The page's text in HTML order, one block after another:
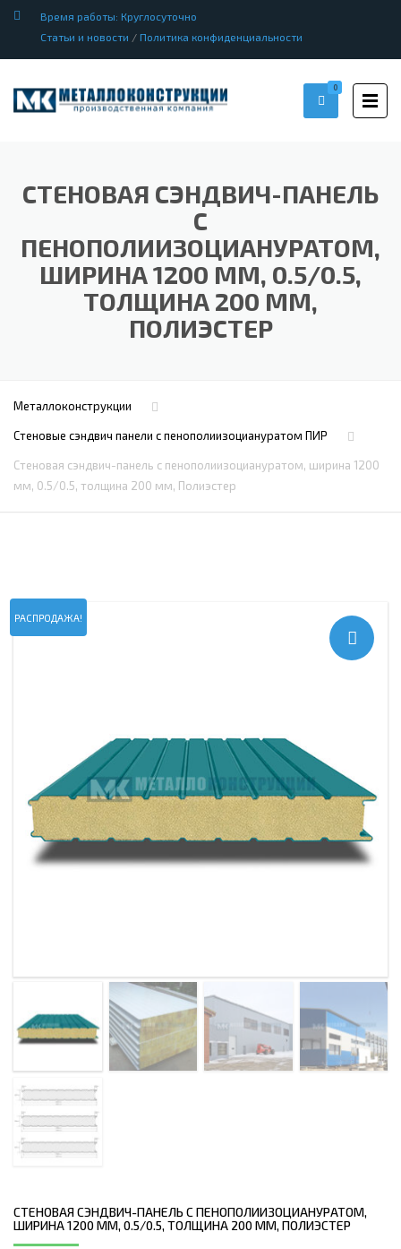
Время работы: Круглосуточно
Статьи и новости / Политика конфиденциальности
0
СТЕНОВАЯ СЭНДВИЧ-ПАНЕЛЬ
С
ПЕНОПОЛИИЗОЦИАНУРАТОМ,
ШИРИНА 1200 ММ, 0.5/0.5,
ТОЛЩИНА 200 ММ,
ПОЛИЭСТЕР
Металлоконструкции
Стеновые сэндвич панели с пенополиизоциануратом ПИР
Стеновая сэндвич-панель с пенополиизоциануратом, ширина 1200
мм, 0.5/0.5, толщина 200 мм, Полиэстер
РАСПРОДАЖА!
СТЕНОВАЯ СЭНДВИЧ-ПАНЕЛЬ С ПЕНОПОЛИИЗОЦИАНУРАТОМ,
ШИРИНА 1200 ММ, 0.5/0.5, ТОЛЩИНА 200 ММ, ПОЛИЭСТЕР